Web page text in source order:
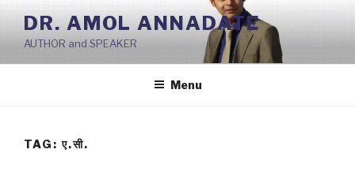
Skip
content
DR. AMOL ANNADATE
AUTHOR and SPEAKER
Menu
TAG:ए.सी.